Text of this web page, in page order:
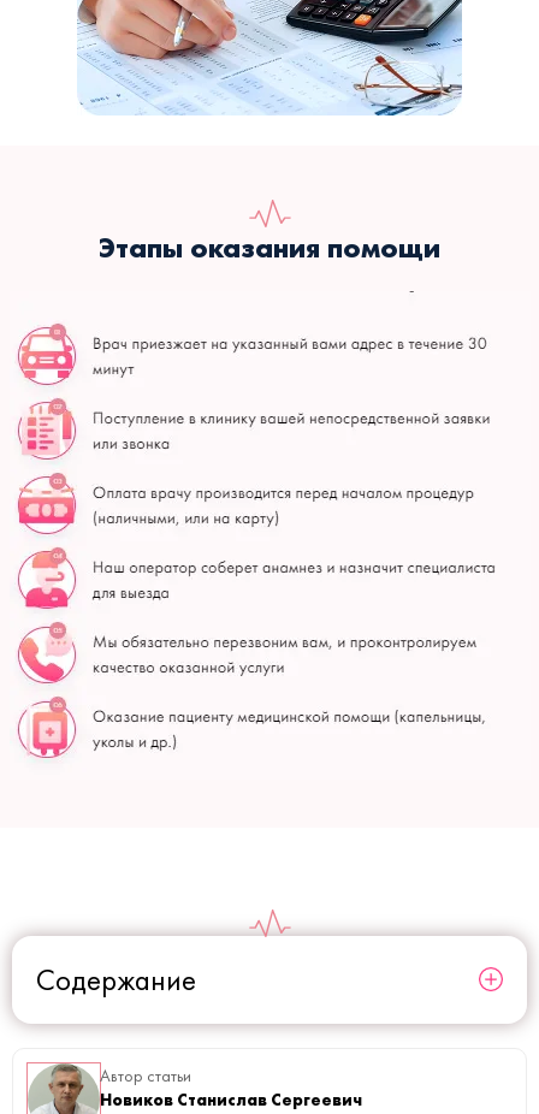
Этапы оказания помощи
Содержание
Автор статьи
Новиков Станислав Сергеевич